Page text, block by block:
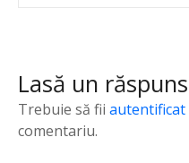
g
a
Lasă un răspuns
Trebuie să fii autentificat
comentariu.